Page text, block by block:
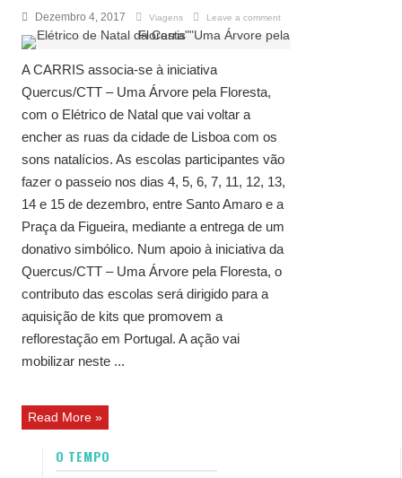
Dezembro 4, 2017 Viagens Leave a comment
A CARRIS associa-se à iniciativa
Quercus/CTT – Uma Árvore pela Floresta,
com o Elétrico de Natal que vai voltar a
encher as ruas da cidade de Lisboa com os
sons natalícios. As escolas participantes vão
fazer o passeio nos dias 4, 5, 6, 7, 11, 12, 13,
14 e 15 de dezembro, entre Santo Amaro e a
Praça da Figueira, mediante a entrega de um
donativo simbólico. Num apoio à iniciativa da
Quercus/CTT – Uma Árvore pela Floresta, o
contributo das escolas será dirigido para a
aquisição de kits que promovem a
reflorestação em Portugal. A ação vai
mobilizar neste ...
Read More »
O TEMPO